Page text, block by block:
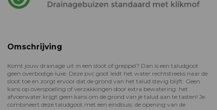
Omschrijving
Komt jouw drainage uit in een sloot of greppel? Dan is een taludgoot
geen overbodige luxe. Deze pvc goot leidt het water rechtstreeks naar de
sloot toe en zorgt ervoor dat de grond van het talud stevig blijft. Geen
kans op overspoeling of verzakkingen door extra bewatering: het
afvoerwater krijgt geen kans om de grond van je talud aan te tasten! Je
combineert deze taludgoot met een eindbuis: de opening van de